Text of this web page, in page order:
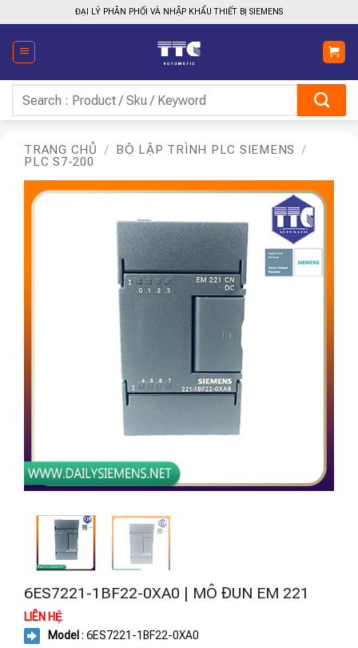
qua
nội
dung
ĐẠI LÝ PHÂN PHỐI VÀ NHẬP KHẨU THIẾT BỊ SIEMENS
kiếm:
TRANG CHỦ / BỘ LẬP TRÌNH PLC SIEMENS
/
PLC S7-200
6ES7221-1BF22-0XA0 | MÔ ĐUN EM 221
LIÊN HỆ
Model : 6ES7221-1BF22-0XA0